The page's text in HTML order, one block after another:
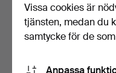
568.ANDERS ZORN.
"Kajuta" etsning,
plåtstorlek…
Vissa cookies är
tjänsten, medan du
samtycke för de
Anpassa